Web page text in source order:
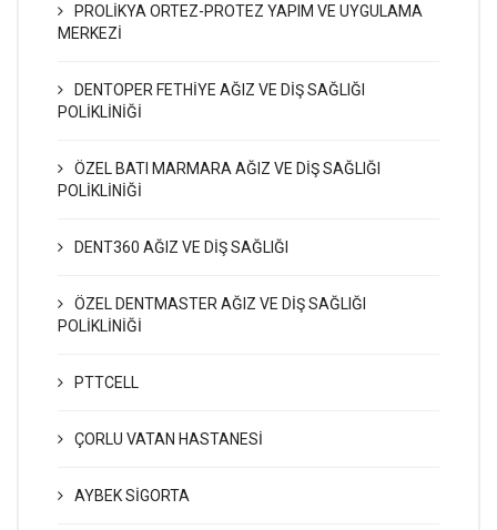
PROLİKYA ORTEZ-PROTEZ YAPIM VE UYGULAMA
MERKEZİ
DENTOPER FETHİYE AĞIZ VE DİŞ SAĞLIĞI
POLİKLİNİĞİ
ÖZEL BATI MARMARA AĞIZ VE DİŞ SAĞLIĞI
POLİKLİNİĞİ
DENT360 AĞIZ VE DİŞ SAĞLIĞI
ÖZEL DENTMASTER AĞIZ VE DİŞ SAĞLIĞI
POLİKLİNİĞİ
PTTCELL
ÇORLU VATAN HASTANESİ
AYBEK SİGORTA